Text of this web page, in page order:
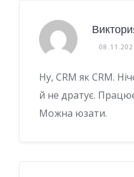
Ну, CRM як CRM.
й не дратує.
Можна юзати.